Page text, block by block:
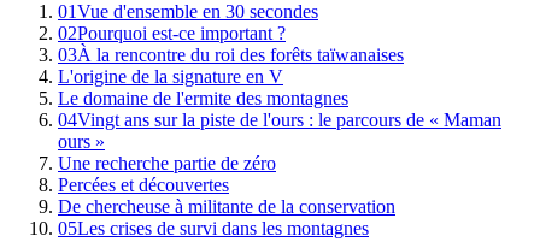
01Vue d'ensemble en 30 secondes
02Pourquoi est-ce important ?
03À la rencontre du roi des forêts taïwanaises
L'origine de la signature en V
Le domaine de l'ermite des montagnes
04Vingt ans sur la piste de l'ours : le parcours de « Maman
ours »
Une recherche partie de zéro
Percées et découvertes
De chercheuse à militante de la conservation
05Les crises de survi dans les montagnes